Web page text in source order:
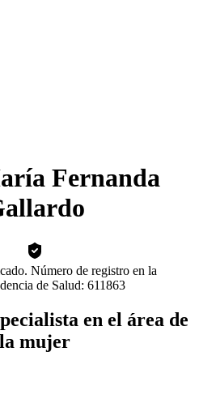
Fernanda
Número de registro en la
de Salud: 611863
en el área de
la mujer